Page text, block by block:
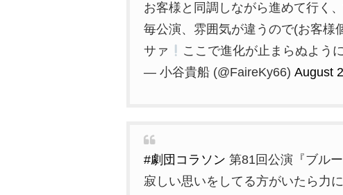
お客様と同調しながら進めて行く
毎公演、雰囲気が違うので(お客様
サァ
ここで進化が止まらぬよう
— 小谷貴船 (@FaireKy66) August
#劇団コラソン 第81回公演『ブル
寂しい思いをしてる方がいたら力